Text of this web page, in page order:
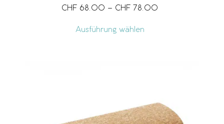
CHF 68.00 – CHF 78.00
Ausführung wählen